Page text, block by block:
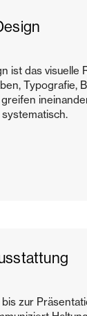
ist das visuelle
Typografie,
zur